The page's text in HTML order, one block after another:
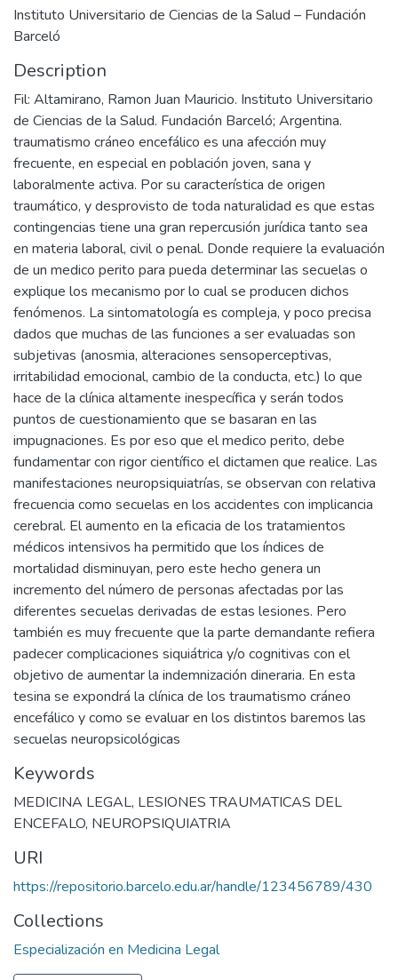
Instituto Universitario de Ciencias de la Salud – Fundación
Barceló
Description
Fil: Altamirano, Ramon Juan Mauricio. Instituto Universitario
de Ciencias de la Salud. Fundación Barceló; Argentina.
traumatismo cráneo encefálico es una afección muy
frecuente, en especial en población joven, sana y
laboralmente activa. Por su característica de origen
traumático, y desprovisto de toda naturalidad es que estas
contingencias tiene una gran repercusión jurídica tanto sea
en materia laboral, civil o penal. Donde requiere la evaluación
de un medico perito para pueda determinar las secuelas o
explique los mecanismo por lo cual se producen dichos
fenómenos. La sintomatología es compleja, y poco precisa
dados que muchas de las funciones a ser evaluadas son
subjetivas (anosmia, alteraciones sensoperceptivas,
irritabilidad emocional, cambio de la conducta, etc.) lo que
hace de la clínica altamente inespecífica y serán todos
puntos de cuestionamiento que se basaran en las
impugnaciones. Es por eso que el medico perito, debe
fundamentar con rigor científico el dictamen que realice. Las
manifestaciones neuropsiquiatrías, se observan con relativa
frecuencia como secuelas en los accidentes con implicancia
cerebral. El aumento en la eficacia de los tratamientos
médicos intensivos ha permitido que los índices de
mortalidad disminuyan, pero este hecho genera un
incremento del número de personas afectadas por las
diferentes secuelas derivadas de estas lesiones. Pero
también es muy frecuente que la parte demandante refiera
padecer complicaciones siquiátrica y/o cognitivas con el
objetivo de aumentar la indemnización dineraria. En esta
tesina se expondrá la clínica de los traumatismo cráneo
encefálico y como se evaluar en los distintos baremos las
secuelas neuropsicológicas
Keywords
MEDICINA LEGAL, LESIONES TRAUMATICAS DEL
ENCEFALO, NEUROPSIQUIATRIA
URI
https://repositorio.barcelo.edu.ar/handle/123456789/430
Collections
Especialización en Medicina Legal